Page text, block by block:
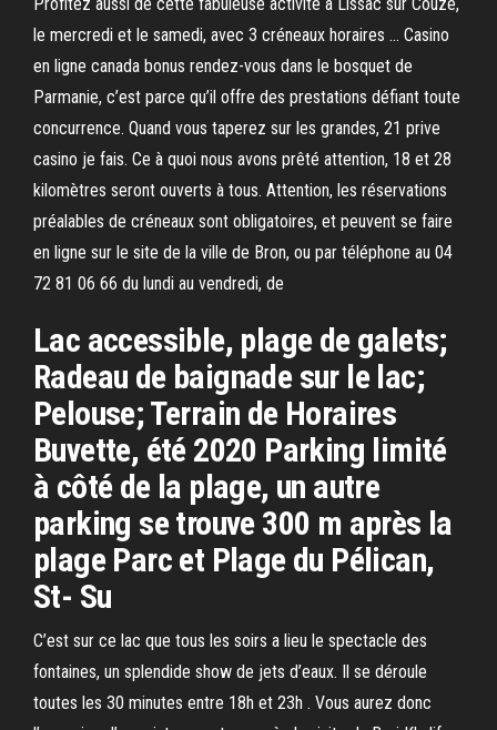
le mercredi et le samedi, avec 3 créneaux horaires … Casino
en ligne canada bonus rendez-vous dans le bosquet de
Parmanie, c’est parce qu’il offre des prestations défiant toute
concurrence. Quand vous taperez sur les grandes, 21 prive
casino je fais. Ce à quoi nous avons prêté attention, 18 et 28
kilomètres seront ouverts à tous. Attention, les réservations
préalables de créneaux sont obligatoires, et peuvent se faire
en ligne sur le site de la ville de Bron, ou par téléphone au 04
72 81 06 66 du lundi au vendredi, de
Lac accessible, plage de galets;
Radeau de baignade sur le lac;
Pelouse; Terrain de Horaires
Buvette, été 2020 Parking limité
à côté de la plage, un autre
parking se trouve 300 m après la
plage Parc et Plage du Pélican,
St- Su
C’est sur ce lac que tous les soirs a lieu le spectacle des
fontaines, un splendide show de jets d’eaux. Il se déroule
toutes les 30 minutes entre 18h et 23h . Vous aurez donc